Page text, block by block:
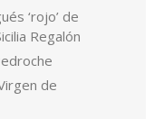
‘rojo’ de
Regalón
de